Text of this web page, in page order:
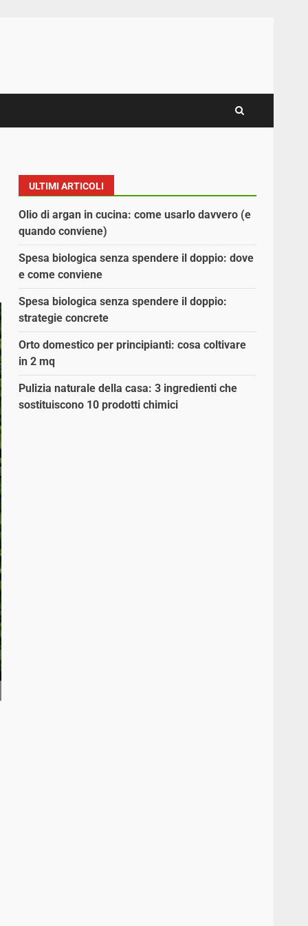
ULTIMI ARTICOLI
Olio di argan in cucina: come usarlo davvero (e
quando conviene)
Spesa biologica senza spendere il doppio: dove
e come conviene
Spesa biologica senza spendere il doppio:
strategie concrete
Orto domestico per principianti: cosa coltivare
in 2 mq
Pulizia naturale della casa: 3 ingredienti che
sostituiscono 10 prodotti chimici